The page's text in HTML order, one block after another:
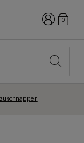
Anmelden
0